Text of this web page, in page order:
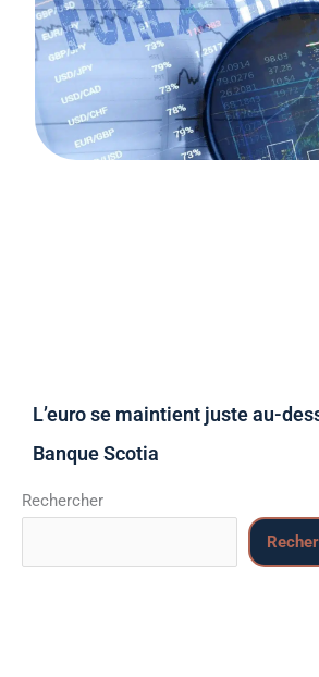
L’euro se maintient juste au-
Banque Scotia
Rechercher